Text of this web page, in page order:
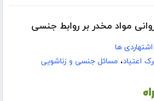
مواد مخدر بر روابط جنسی
ها
اعتیاد، مسائل جنسی و زناشویی